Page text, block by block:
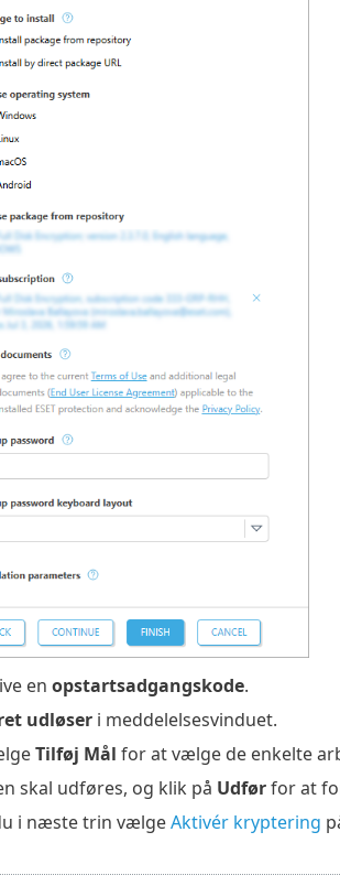
en opstartsadgangskode.
udløseri meddelelsesvinduet.
Tilføj Mål for at vælge de enkelte
skal udføres, og klik på Udførfor at
i næste trin vælgeAktivér kryptering